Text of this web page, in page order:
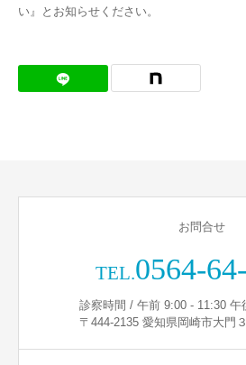
い』とお知らせください。
お問合せ
TEL.0564-
診察時間 / 午前 9:00 - 11:30 午
〒444-2135 愛知県岡崎市大門